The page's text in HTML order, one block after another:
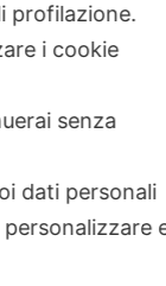
profilazione.
i cookie
senza
dati personali